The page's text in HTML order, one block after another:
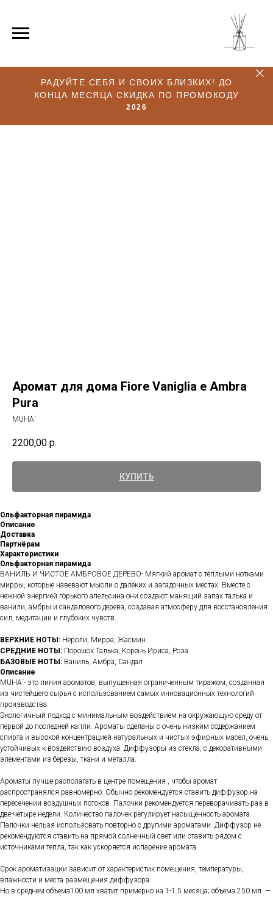
РАДУЙТЕ СЕБЯ И СВОИХ БЛИЗКИХ! ДО
КОНЦА МЕСЯЦА СКИДКА ПО ПРОМОКОДУ
2026
Аромат для дома Fiore Vaniglia e Ambra
Pura
MUHA`
2200,00 р.
КУПИТЬ
Ольфакторная пирамида
Описание
Доставка
Партнёрам
Характеристики
Ольфакторная пирамида
ВАНИЛЬ И ЧИСТОЕ АМБРОВОЕ ДЕРЕВО- Мягкий аромат с тёплыми нотками
мирры, которые навевают мысли о далёких и загадочных местах. Вместе с
нежной энергией горького апельсина они создают манящий запах талька и
ванили, амбры и сандалового дерева, создавая атмосферу для восстановления
сил, медитации и глубоких чувств.
ВЕРХНИЕ НОТЫ: Нероли, Мирра, Жасмин
СРЕДНИЕ НОТЫ: Порошок Талька, Корень Ириса, Роза
БАЗОВЫЕ НОТЫ: Ваниль, Амбра, Сандал
Описание
MUHA`- это линия ароматов, выпущенная ограниченным тиражом, созданная
из чистейшего сырья с использованием самых инновационных технологий
производства.
Экологичный подход с минимальным воздействием на окружающую среду от
первой до последней капли. Ароматы сделаны с очень низким содержанием
спирта и высокой концентрацией натуральных и чистых эфирных масел, очень
устойчивых к воздействию воздуха. Диффузоры из стекла, с декоративными
элементами из березы, ткани и металла.
Ароматы лучше располагать в центре помещения , чтобы аромат
распространялся равномерно. Обычно рекомендуется ставить диффузор на
пересечении воздушных потоков. Палочки рекомендуется переворачивать раз в
две-четыре недели. Количество палочек регулирует насыщенность аромата.
Палочки нельзя использовать повторно с другими ароматами. Диффузор не
рекомендуются ставить на прямой солнечный свет или ставить рядом с
источниками тепла, так как ускоряется испарение аромата.
Срок ароматизации зависит от характеристик помещения, температуры,
влажности и места размещения диффузора.
Но в среднем объема100 мл хватит примерно на 1-1.5 месяца; объема 250 мл. —